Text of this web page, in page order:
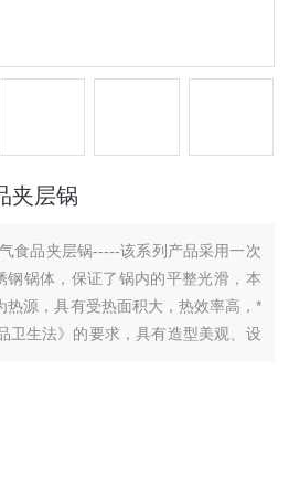
夹层锅
食品夹层锅-----该系列产品采用一次
钢锅体，保证了锅内的平整光滑，本
热源，具有受热面积大，热效率高，*
卫生法》的要求，具有造型美观、设